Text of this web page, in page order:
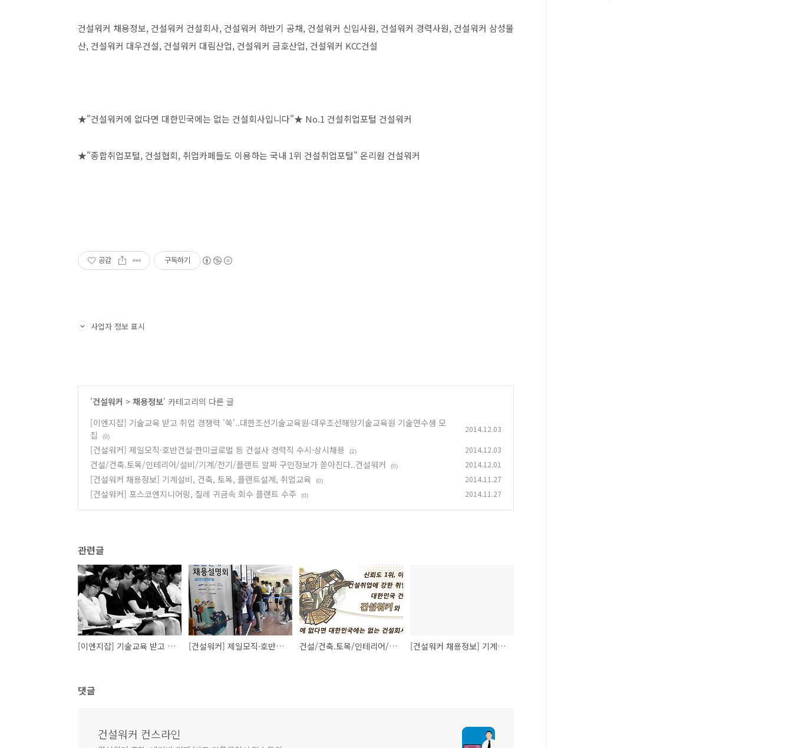
건설워커 채용정보, 건설워커 건설회사, 건설워커 하반기 공채, 건설워커 신입사원, 건설워커 경력사원, 건설워커 삼성물
산, 건설워커 대우건설, 건설워커 대림산업, 건설워커 금호산업, 건설워커 KCC건설
★"건설워커에 없다면 대한민국에는 없는 건설회사입니다"★ No.1 건설취업포털 건설워커
★"종합취업포털, 건설협회, 취업카페들도 이용하는 국내 1위 건설취업포털" 온리원 건설워커
공감 구독하기
사업자 정보 표시
'건설워커 > 채용정보' 카테고리의 다른 글
[이엔지잡] 기술교육 받고 취업 경쟁력 '쑥'..대한조선기술교육원·대우조선해양기술교육원 기술연수생 모
집
(0)
2014.12.03
[건설워커] 제일모직·호반건설·한미글로벌 등 건설사 경력직 수시·상시채용 (2) 2014.12.03
건설/건축.토목/인테리어/설비/기계/전기/플랜트 알짜 구인정보가 쏟아진다..건설워커 (0) 2014.12.01
[건설워커 채용정보] 기계설비, 건축, 토목, 플랜트설계, 취업교육 (0) 2014.11.27
[건설워커] 포스코엔지니어링, 칠레 귀금속 회수 플랜트 수주 (0) 2014.11.27
관련글
[이엔지잡] 기술교육 받고 취업 경쟁력 '쑥'..대한조선기술교육원·대우조선해양기술교육원 기술연수생 모집 [건설워커] 제일모직·호반건설·한미글로벌 등 건설사 경력직 수시·상시채용 건설/건축.토목/인테리어/설비/기계/전기/플랜트 알짜 구인정보가 쏟아진다..건설워커 [건설워커 채용정보] 기계설비, 건축, 토목, 플랜트설계, 취업교육
댓글
건설워커 컨스라인